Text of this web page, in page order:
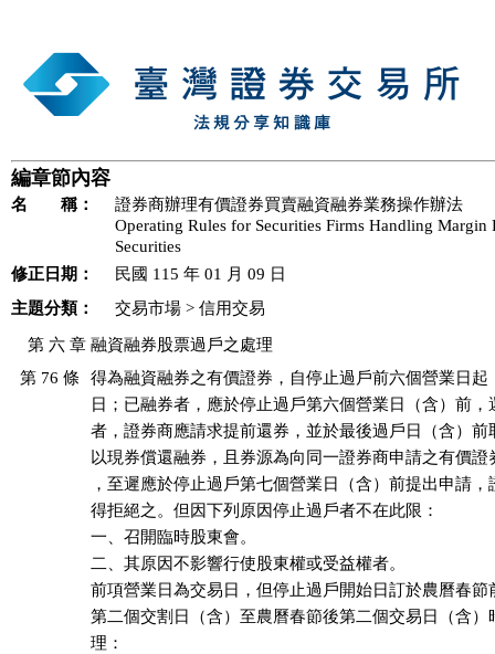
編章節內容
名 稱：
證券商辦理有價證券買賣融資融券業務操作辦法
Operating Rules for Securities Firms Handling Margin
Securities
修正日期：
民國 115 年 01 月 09 日
主題分類：
交易市場 > 信用交易
   第 六 章 融資融券股票過戶之處理
第 76 條
得為融資融券之有價證券，自停止過戶前六個營業日起
日；已融券者，應於停止過戶第六個營業日（含）前，
者，證券商應請求提前還券，並於最後過戶日（含）前
以現券償還融券，且券源為向同一證券商申請之有價證
，至遲應於停止過戶第七個營業日（含）前提出申請
得拒絕之。但因下列原因停止過戶者不在此限：
一、召開臨時股東會。
二、其原因不影響行使股東權或受益權者。
前項營業日為交易日，但停止過戶開始日訂於農曆春節
第二個交割日（含）至農曆春節後第二個交易日（含）
理：